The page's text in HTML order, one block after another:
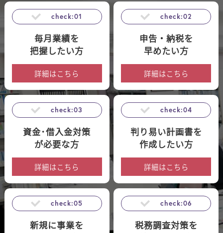
check:01
毎月業績を
把握したい方
詳細はこちら
check:02
申告・納税を
早めたい方
詳細はこちら
check:03
資金･借入金対策
が必要な方
詳細はこちら
check:04
判り易い計画書を
作成したい方
詳細はこちら
check:05
新規に事業を
check:06
税務調査対策を